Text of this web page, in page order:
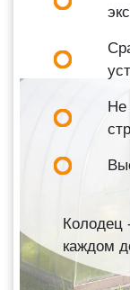
Не
Колодец
каждом